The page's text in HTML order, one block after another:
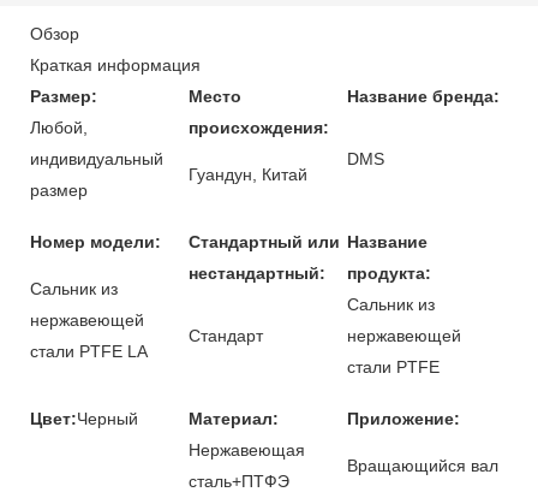
Обзор
Краткая информация
Размер:
Любой,
индивидуальный
размер
Место
происхождения:
Гуандун, Китай
Название бренда:
DMS
Номер модели:
Сальник из
нержавеющей
стали PTFE LA
Стандартный или
нестандартный:
Стандарт
Название
продукта:
Сальник из
нержавеющей
стали PTFE
Цвет:Черный
Материал:
Нержавеющая
сталь+ПТФЭ
Приложение:
Вращающийся вал